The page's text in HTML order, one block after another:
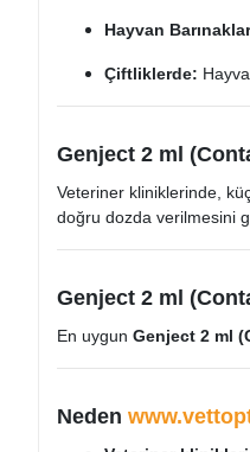
Hayvan
Çiftliklerde:
Genject 2 ml
Veteriner kliniklerinde,
doğru dozda verilmesini
Genject 2 ml
En uygun Genject 2 ml
Neden